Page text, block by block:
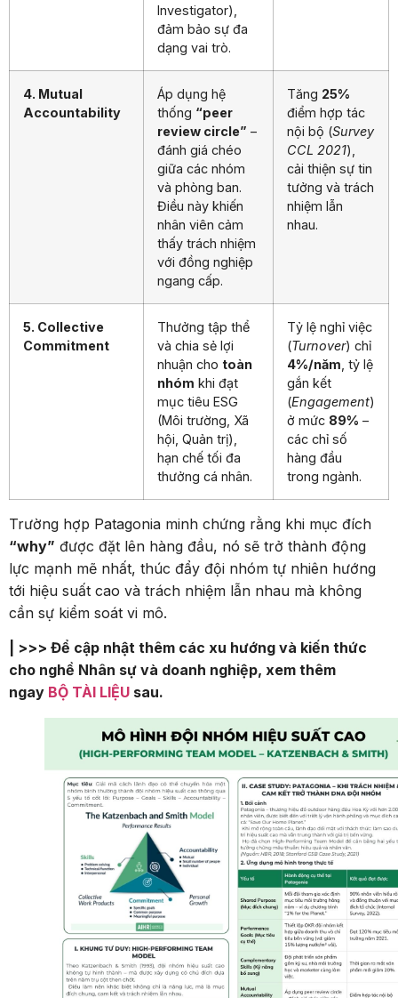
Investigator),
đảm bảo sự đa
dạng vai trò.
4. Mutual
Accountability
Áp dụng hệ
thống “peer
review circle” –
đánh giá chéo
giữa các nhóm
và phòng ban.
Điều này khiến
nhân viên cảm
thấy trách nhiệm
với đồng nghiệp
ngang cấp.
Tăng 25%
điểm hợp tác
nội bộ (Survey
CCL 2021),
cải thiện sự tin
tưởng và trách
nhiệm lẫn
nhau.
5. Collective
Commitment
Thưởng tập thể
và chia sẻ lợi
nhuận cho toàn
nhóm khi đạt
mục tiêu ESG
(Môi trường, Xã
hội, Quản trị),
hạn chế tối đa
thưởng cá nhân.
Tỷ lệ nghỉ việc
(Turnover) chỉ
4%/năm , tỷ lệ
gắn kết
(Engagement)
ở mức 89% –
các chỉ số
hàng đầu
trong ngành.
Trường hợp Patagonia minh chứng rằng khi mục đích
“why” được đặt lên hàng đầu, nó sẽ trở thành động
lực mạnh mẽ nhất, thúc đẩy đội nhóm tự nhiên hướng
tới hiệu suất cao và trách nhiệm lẫn nhau mà không
cần sự kiểm soát vi mô.
| >>> Để cập nhật thêm các xu hướng và kiến thức
cho nghề Nhân sự và doanh nghiệp, xem thêm
ngay BỘ TÀI LIỆU sau.